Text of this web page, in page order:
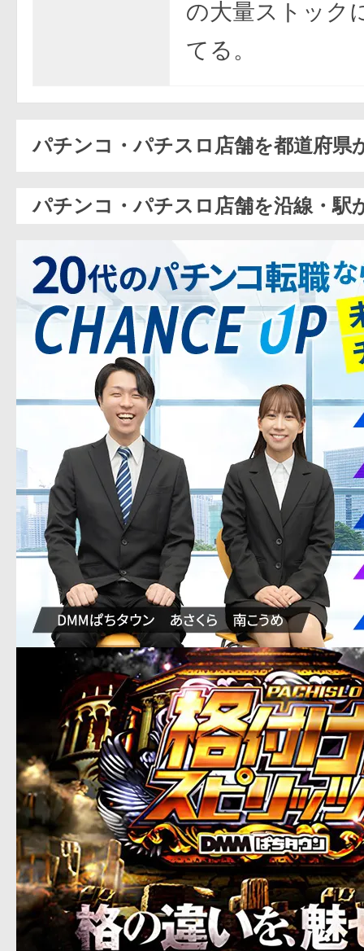
の大量ストック
てる。
パチンコ・パチスロ店舗を都道府県
パチンコ・パチスロ店舗を沿線・駅